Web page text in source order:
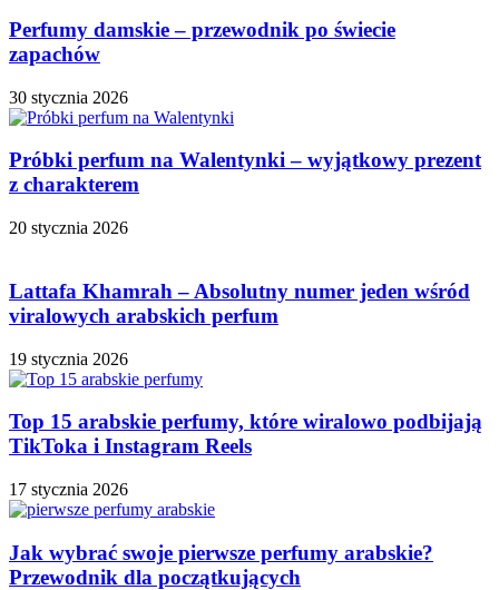
Perfumy damskie – przewodnik po świecie
zapachów
30 stycznia 2026
Próbki perfum na Walentynki – wyjątkowy prezent
z charakterem
20 stycznia 2026
Lattafa Khamrah – Absolutny numer jeden wśród
viralowych arabskich perfum
19 stycznia 2026
Top 15 arabskie perfumy, które wiralowo podbijają
TikToka i Instagram Reels
17 stycznia 2026
Jak wybrać swoje pierwsze perfumy arabskie?
Przewodnik dla początkujących